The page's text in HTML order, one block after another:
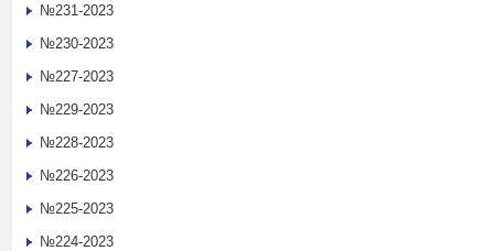
№231-2023
№230-2023
№227-2023
№229-2023
№228-2023
№226-2023
№225-2023
№224-2023